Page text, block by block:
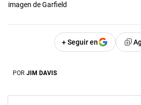
imagen de Garfield
+ Seguir en
POR JIM DAVIS